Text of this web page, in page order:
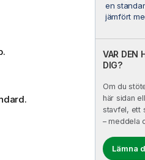
en
jämfört
VAR DEN
DIG?
Om du
här sidan
stavfel, ett
– meddela
Lämna